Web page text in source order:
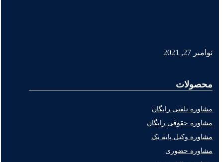
نوامبر 27, 2021
محصولات
مشاوره تلفنی رایگان
مشاوره حقوقی رایگان
مشاوره وکیل پایه یک
مشاوره حضوری